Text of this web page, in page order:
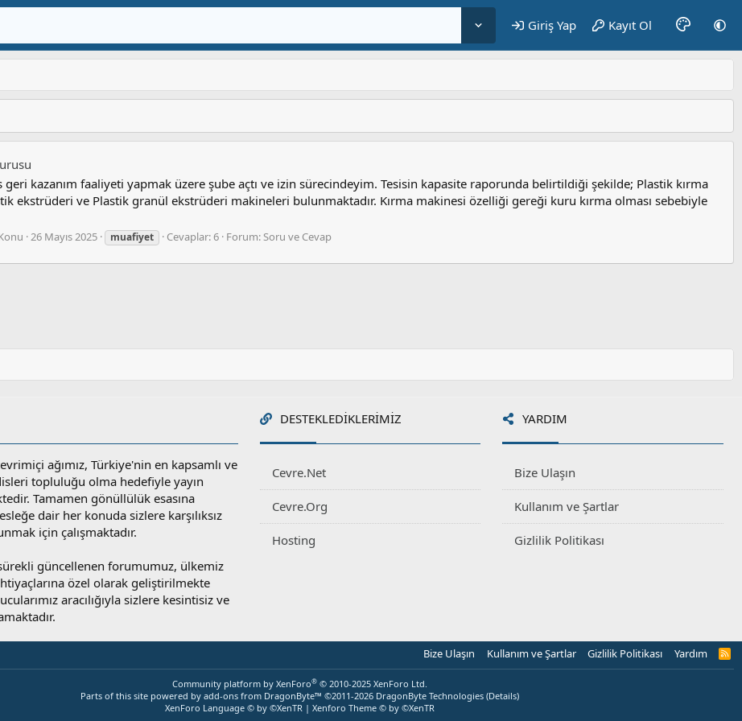
Giriş Yap Kayıt Ol
geri kazanım faaliyeti yapmak üzere şube açtı ve izin sürecindeyim. Tesisin kapasite raporunda belirtildiği şekilde; Plastik kırma
ekstrüderi ve Plastik granül ekstrüderi makineleri bulunmaktadır. Kırma makinesi özelliği gereği kuru kırma olması sebebiyle
26 Mayıs 2025 muafiyet Cevaplar: 6 Forum:Soru ve Cevap
ağımız, Türkiye'nin en kapsamlı ve
topluluğu olma hedefiyle yayın
Tamamen gönüllülük esasına
dair her konuda sizlere karşılıksız
için çalışmaktadır.
güncellenen forumumuz, ülkemiz
özel olarak geliştirilmekte
aracılığıyla sizlere kesintisiz ve
DESTEKLEDIKLERIMIZ
Cevre.Net
Cevre.Org
Hosting
YARDIM
Bize Ulaşın
Kullanım ve Şartlar
Gizlilik Politikası
Bize Ulaşın Kullanım ve Şartlar Gizlilik Politikası Yardım
R
Community platform by XenForo® © 2010-2025 XenForo Ltd.
Parts of this site powered by add-ons from DragonByte™ ©2011-2026 DragonByte Technologies (Details)
XenForo Language © by ©XenTR | Xenforo Theme © by ©XenTR